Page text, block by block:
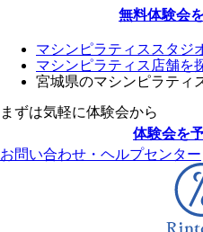
無料体験会
マシンピラティススタジ
マシンピラティス店舗を
宮城県のマシンピラティ
まずは気軽に体験会から
体験会を
お問い合わせ・ヘルプセンター